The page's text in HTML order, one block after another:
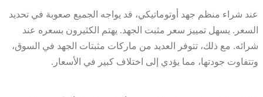
عند شراء منظم جهد أوتوماتيكي، قد يواجه الجميع صعوبة في تحديد
السعر. يسهل تمييز سعر مثبت الجهد. يهتم الكثيرون بسعره عند
شرائه. مع ذلك، تتوفر العديد من ماركات مثبتات الجهد في السوق،
وتتفاوت جودتها، مما يؤدي إلى اختلاف كبير في الأسعار.